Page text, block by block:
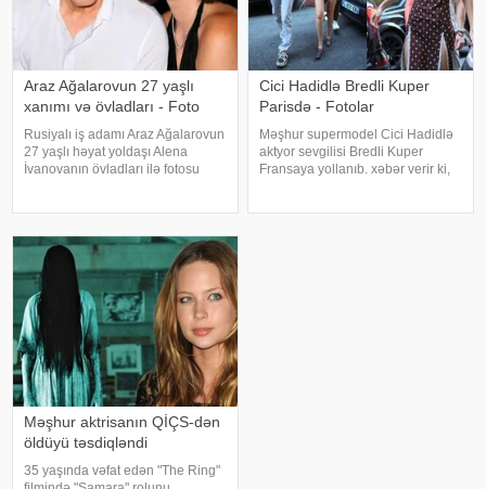
Araz Ağalarovun 27 yaşlı
xanımı və övladları - Foto
Rusiyalı iş adamı Araz Ağalarovun
27 yaşlı həyat yoldaşı Alena
İvanovanın övladları ilə fotosu
alıb. Qeyd edək ki, Araz Ağalarovu
Cici Hadidlə Bredli Kuper
Parisdə - Fotolar
Məşhur supermodel Cici Hadidlə
aktyor sevgilisi Bredli Kuper
Fransaya yollanıb. xəbər verir ki,
Məşhur aktrisanın QİÇS-dən
öldüyü təsdiqləndi
35 yaşında vəfat edən "The Ring"